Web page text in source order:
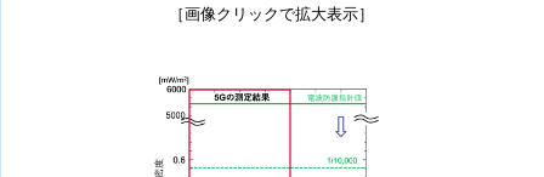
［画像クリックで拡大表示］